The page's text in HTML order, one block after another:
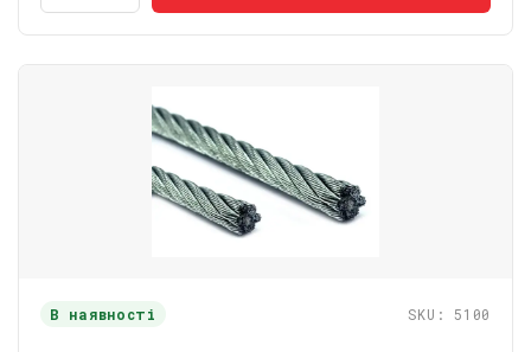
В наявності SKU: 5100